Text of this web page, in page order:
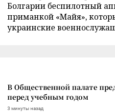
Болгарии беспилотный
приманкой «Майя»,
украинские
В Общественной палате
перед учебным годом
3 минуты назад